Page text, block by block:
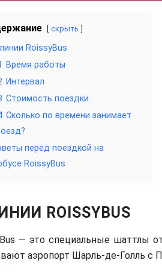
скрыть
RoissyBus
Время работы
Интервал
Стоимость поездки
Сколько по времени занимает
перед поездкой на
RoissyBus
ROISSYBUS
— это специальные шаттлы
аэропорт Шарль-де-Голль с